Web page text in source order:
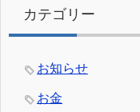
カテゴリー
お知らせ
お金